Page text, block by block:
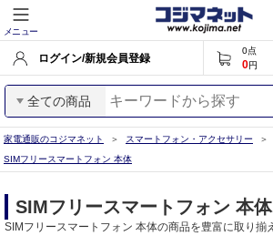
メニュー
ログイン/新規会員登録
0点
0円
全ての商品
家電通販のコジマネット スマートフォン・アクセサリー
SIMフリースマートフォン 本体
SIMフリースマートフォン 本
SIMフリースマートフォン 本体の商品を豊富に取り揃